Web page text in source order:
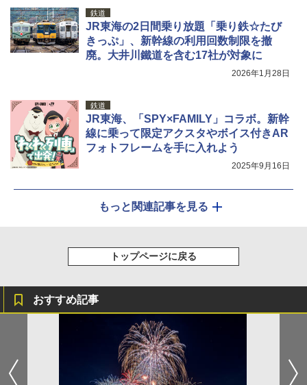
鉄道
JR東海の2日間乗り放題「乗り鉄☆たび
きっぷ」、新幹線の利用回数制限を撤
廃。大井川鐵道を含む17社が対象に
2026年1月28日
鉄道
JR東海、「SPY×FAMILY」コラボ。新幹
線に乗って限定アクスタやボイス付きAR
フォトフレームを手に入れよう
2025年9月16日
もっと関連記事を見る
トップページに戻る
おすすめ記事